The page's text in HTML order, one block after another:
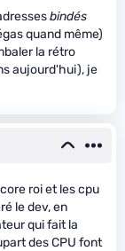
bindés
quand même)
la rétro
aujourd'hui), je
roi et les cpu
le dev, en
qui fait la
des CPU font